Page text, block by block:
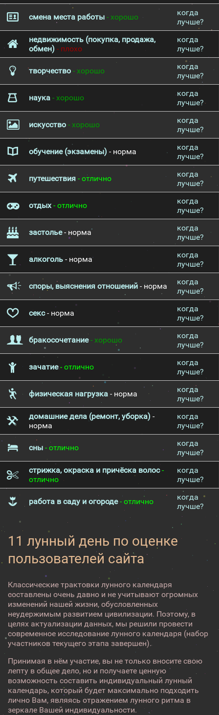
смена места работы - хорошо
когда
лучше?
недвижимость (покупка, продажа,
обмен) - плохо
когда
лучше?
творчество - хорошо
когда
лучше?
наука - хорошо
когда
лучше?
искусство - хорошо
когда
лучше?
обучение (экзамены) - норма
когда
лучше?
путешествия - отлично
когда
лучше?
отдых- отлично
когда
лучше?
застолье- норма
когда
лучше?
алкоголь - норма
когда
лучше?
споры, выяснения отношений - норма
когда
лучше?
секс- норма
когда
лучше?
бракосочетание- хорошо
когда
лучше?
зачатие- отлично
когда
лучше?
физическая нагрузка - норма
когда
лучше?
домашние дела (ремонт, уборка) -
норма
когда
лучше?
сны - отлично
когда
лучше?
стрижка, окраска и причёска волос-
отлично
когда
лучше?
работа в саду и огороде- отлично
когда
лучше?
11 лунный день по оценке
пользователей сайта
Классические трактовки лунного календаря
составлены очень давно и не учитывают огромных
изменений нашей жизни, обусловленных
неудержимым развитием цивилизации. Поэтому, в
целях актуализации данных, мы решили провести
современное исследование лунного календаря (набор
участников текущего этапа завершен).
Принимая в нём участие, вы не только вносите свою
лепту в общее дело, но и получаете ценную
возможность составить индивидуальный лунный
календарь, который будет максимально подходить
лично Вам, являясь отражением лунного ритма в
зеркале Вашей индивидуальности.